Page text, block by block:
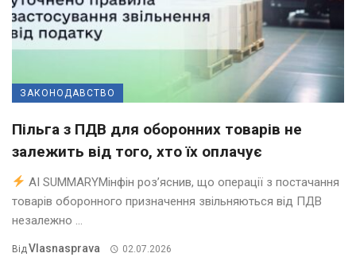
ЗАКОНОДАВСТВО
Пільга з ПДВ для оборонних товарів не
залежить від того, хто їх оплачує
AI SUMMARYМінфін роз’яснив, що операції з постачання
товарів оборонного призначення звільняються від ПДВ
незалежно ...
ВідVlasnasprava 02.07.2026